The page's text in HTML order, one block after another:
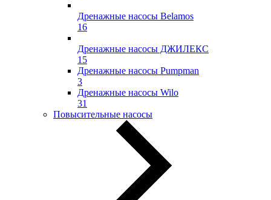
Дренажные насосы Belamos
16
Дренажные насосы ДЖИЛЕКС
15
Дренажные насосы Pumpman
3
Дренажные насосы Wilo
31
Повысительные насосы